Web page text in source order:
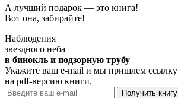
А лучший подарок — это книга!
Вот она, забирайте!
Наблюдения
звездного неба
в бинокль и подзорную трубу
Укажите ваш e-mail и мы пришлем ссылку
на pdf-версию книги.
Получить книгу